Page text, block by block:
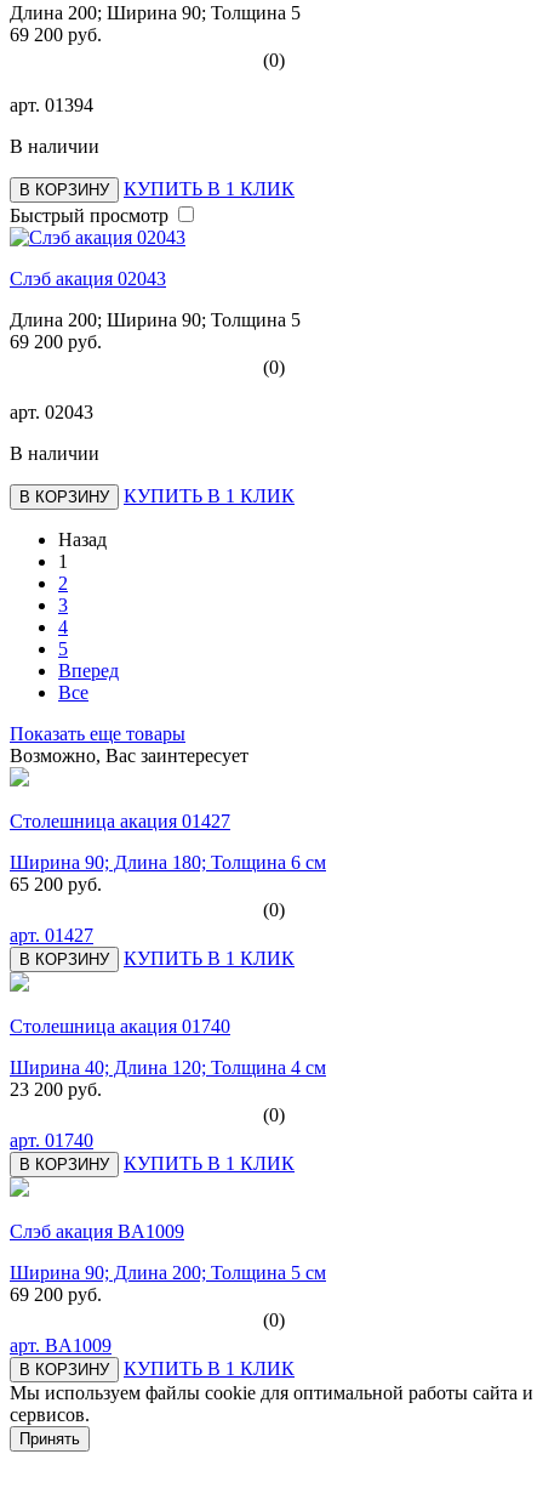
Длина 200; Ширина 90; Толщина 5
69 200 руб.
(0)
арт. 01394
В наличии
В КОРЗИНУ
КУПИТЬ В 1 КЛИК
Быстрый просмотр
Слэб акация 02043
Длина 200; Ширина 90; Толщина 5
69 200 руб.
(0)
арт. 02043
В наличии
В КОРЗИНУ КУПИТЬ В 1 КЛИК
Назад
1
2
3
4
5
Вперед
Все
Показать еще товары
Возможно, Вас заинтересует
Столешница акация 01427
Ширина 90; Длина 180; Толщина 6 см
65 200 руб.
(0)
арт. 01427
В КОРЗИНУ КУПИТЬ В 1 КЛИК
Столешница акация 01740
Ширина 40; Длина 120; Толщина 4 см
23 200 руб.
(0)
арт. 01740
В КОРЗИНУ КУПИТЬ В 1 КЛИК
Слэб акация BA1009
Ширина 90; Длина 200; Толщина 5 см
69 200 руб.
(0)
арт. BA1009
В КОРЗИНУ
КУПИТЬ В 1 КЛИК
Мы используем файлы cookie для оптимальной работы сайта и
сервисов.
Принять